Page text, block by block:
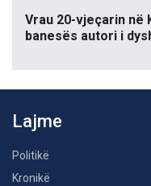
Vrau 20-vjeçarin në
banesës autori i
Lajme
Politikë
Kronikë